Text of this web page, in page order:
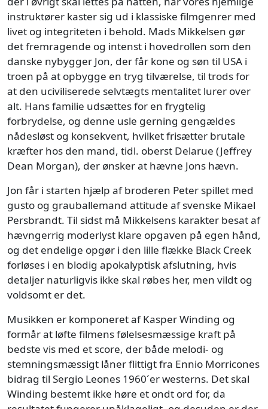
instruktører kaster sig ud i klassiske filmgenrer med
livet og integriteten i behold. Mads Mikkelsen gør
det fremragende og intenst i hovedrollen som den
danske nybygger Jon, der får kone og søn til USA i
troen på at opbygge en tryg tilværelse, til trods for
at den uciviliserede selvtægts mentalitet lurer over
alt. Hans familie udsættes for en frygtelig
forbrydelse, og denne usle gerning gengældes
nådesløst og konsekvent, hvilket frisætter brutale
kræfter hos den mand, tidl. oberst Delarue (Jeffrey
Dean Morgan), der ønsker at hævne Jons hævn.
Jon får i starten hjælp af broderen Peter spillet med
gusto og grauballemand attitude af svenske Mikael
Persbrandt. Til sidst må Mikkelsens karakter besat af
hævngerrig moderlyst klare opgaven på egen hånd,
og det endelige opgør i den lille flække Black Creek
forløses i en blodig apokalyptisk afslutning, hvis
detaljer naturligvis ikke skal røbes her, men vildt og
voldsomt er det.
Musikken er komponeret af Kasper Winding og
formår at løfte filmens følelsesmæssige kraft på
bedste vis med et score, der både melodi- og
stemningsmæssigt låner flittigt fra Ennio Morricones
bidrag til Sergio Leones 1960´er westerns. Det skal
Winding bestemt ikke høre et ondt ord for, da